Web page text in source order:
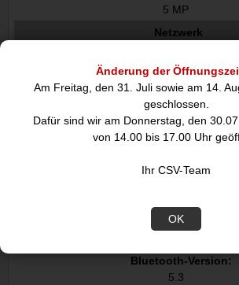
Änderung der
Am Freitag, den 31. Juli sowie am 14.
geschlossen.
Dafür sind wir am Donnerstag, den
von 14.00 bis 17.00 Uhr
Ihr CSV-Team
OK
5 MP
Netzwerk
Top WLAN-Standard:
Wi-Fi 5 802.11ac
4G
UMTS
LTE-TDD & LTE-FDD
Bluetooth:
Bluetooth-Version:
5.3